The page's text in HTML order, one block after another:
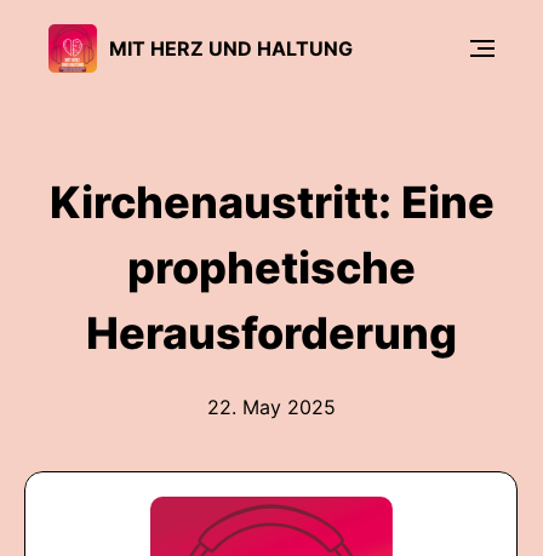
MIT HERZ UND HALTUNG
Kirchenaustritt: Eine
prophetische
Herausforderung
22. May 2025